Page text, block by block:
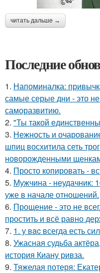
читать дальше →
Последние
1. Напоминалка:
самые серые дни - это не
саморазвитию.
2. "Ты такой
3. Нежность и
шпиц восхитила сеть
новорожденными
4. Просто копировать -
5. Мужчина - неудачник:
уже в начале отношений.
6. Прощение - это не
простить и всё равно
7. 1. у вac всегда есть
8. Ужасная судьба
история Киану ривза.
9. Тяжелая потеря: